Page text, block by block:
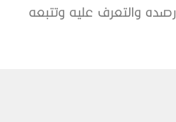
يجعل رصده والتعرف عليه وتتبعه